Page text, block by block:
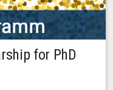
for PhD